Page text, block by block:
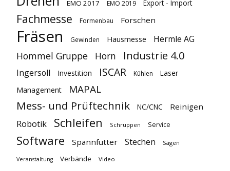
EMO 2017 EMO 2019 Export - Import
Fachmesse Formenbau Forschen
Fräsen Gewinden Hausmesse Hermle AG
Hommel Gruppe Horn Industrie 4.0
Ingersoll Investition ISCAR Kühlen
Laser
Management
MAPAL
Mess- und Prüftechnik NC/CNC Reinigen
Robotik Schleifen Schruppen Service
Software Spannfutter Stechen Sägen
Veranstaltung Verbände Video